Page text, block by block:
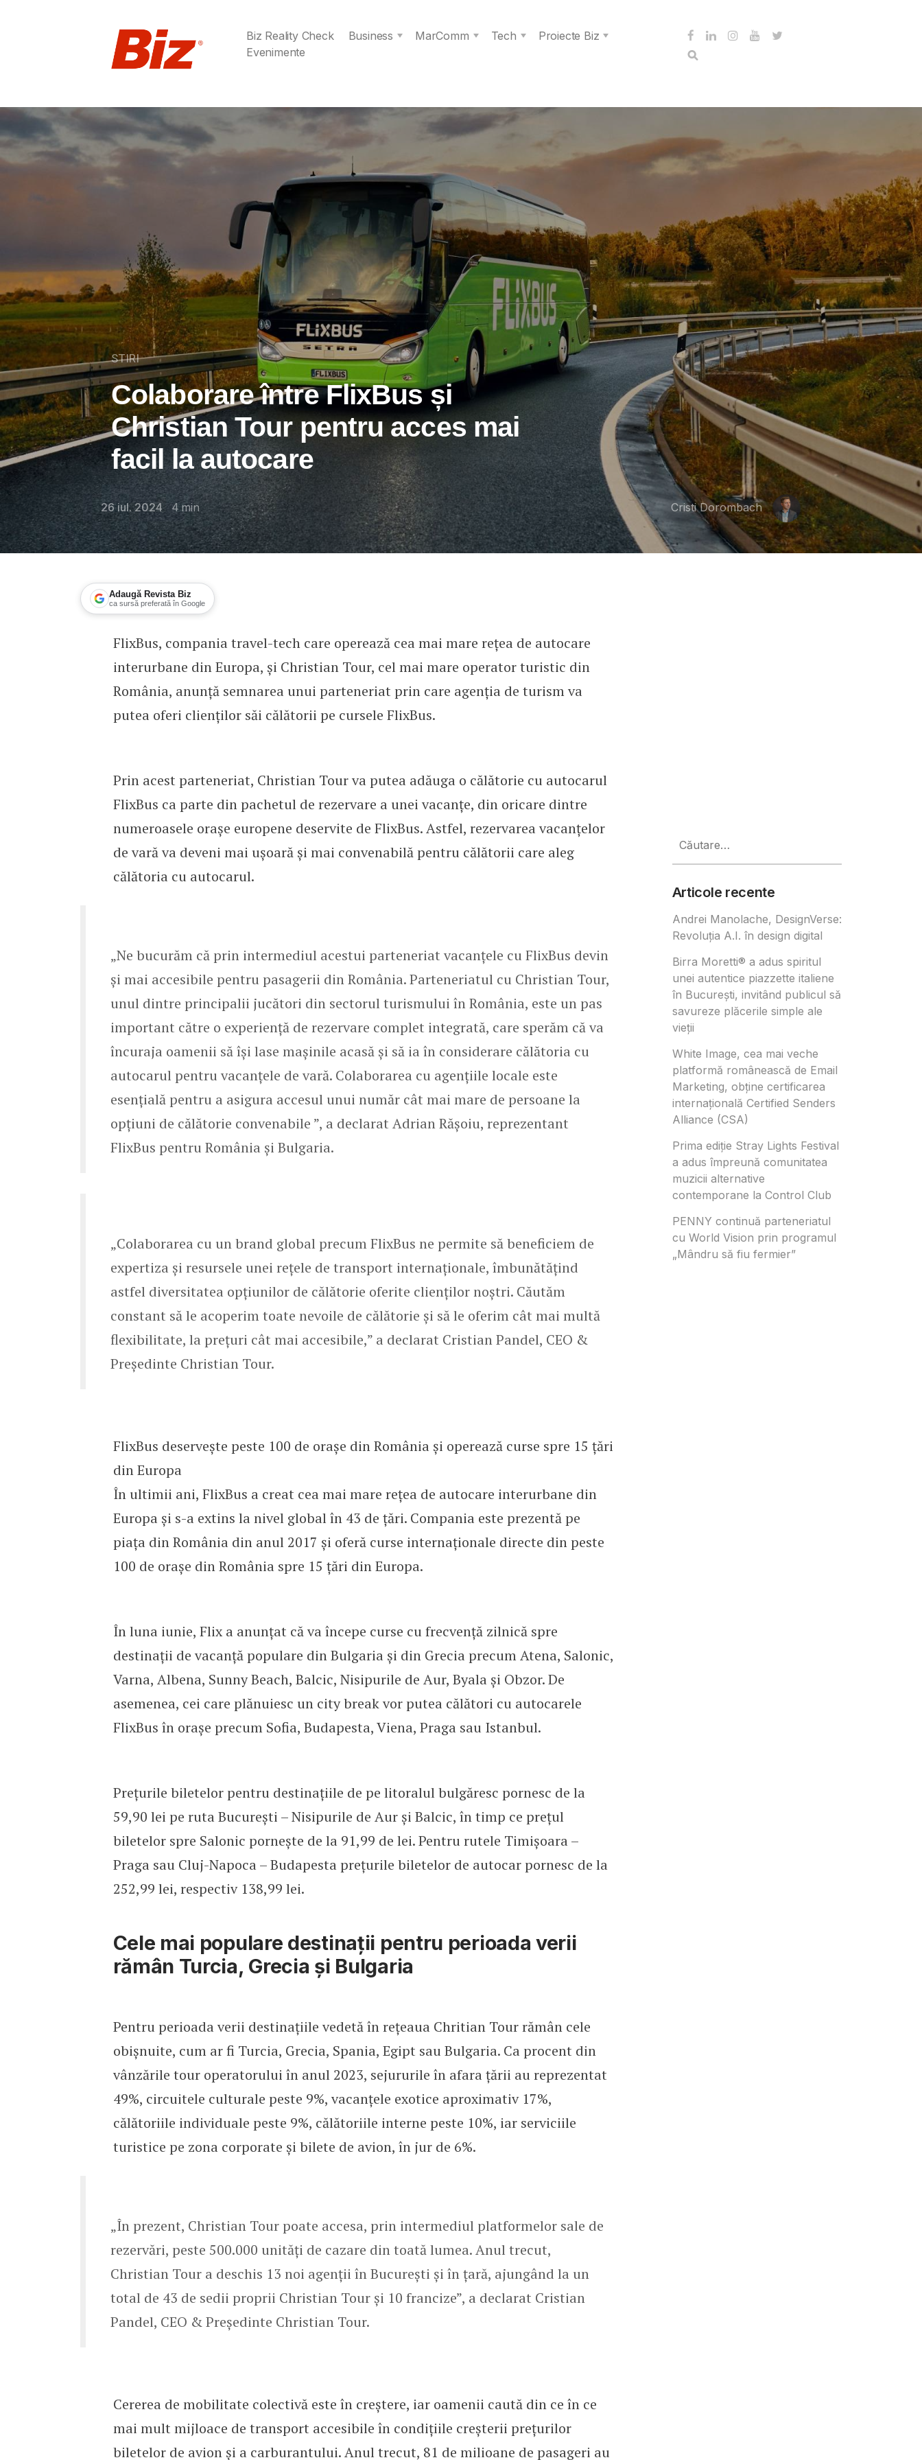
Biz Reality Check Business MarComm Tech
Proiecte Biz
Evenimente
STIRI
Colaborare între FlixBus și
Christian Tour pentru acces mai
facil la autocare
26 iul. 2024 4 min Cristi Dorombach
Adaugă Revista Biz
ca sursă preferată în Google
Colaborare între FlixBus și Christian Tour pentru acces mai facil la autocare
FlixBus, compania travel-tech care operează cea mai mare rețea de autocare
interurbane din Europa, și Christian Tour, cel mai mare operator turistic din
România, anunță semnarea unui parteneriat prin care agenția de turism va
putea oferi clienților săi călătorii pe cursele FlixBus.
Prin acest parteneriat, Christian Tour va putea adăuga o călătorie cu autocarul
FlixBus ca parte din pachetul de rezervare a unei vacanțe, din oricare dintre
numeroasele orașe europene deservite de FlixBus. Astfel, rezervarea vacanțelor
de vară va deveni mai ușoară și mai convenabilă pentru călătorii care aleg
călătoria cu autocarul.
„Ne bucurăm că prin intermediul acestui parteneriat vacanțele cu FlixBus devin
și mai accesibile pentru pasagerii din România. Parteneriatul cu Christian Tour,
unul dintre principalii jucători din sectorul turismului în România, este un pas
important către o experiență de rezervare complet integrată, care sperăm că va
încuraja oamenii să își lase mașinile acasă și să ia în considerare călătoria cu
autocarul pentru vacanțele de vară. Colaborarea cu agențiile locale este
esențială pentru a asigura accesul unui număr cât mai mare de persoane la
opțiuni de călătorie convenabile ”, a declarat Adrian Rășoiu, reprezentant
FlixBus pentru România și Bulgaria.
„Colaborarea cu un brand global precum FlixBus ne permite să beneficiem de
expertiza și resursele unei rețele de transport internaționale, îmbunătățind
astfel diversitatea opțiunilor de călătorie oferite clienților noștri. Căutăm
constant să le acoperim toate nevoile de călătorie și să le oferim cât mai multă
flexibilitate, la prețuri cât mai accesibile,” a declarat Cristian Pandel, CEO &
Președinte Christian Tour.
FlixBus deservește peste 100 de orașe din România și operează curse spre 15 țări
din Europa
În ultimii ani, FlixBus a creat cea mai mare rețea de autocare interurbane din
Europa și s-a extins la nivel global în 43 de țări. Compania este prezentă pe
piața din România din anul 2017 și oferă curse internaționale directe din peste
100 de orașe din România spre 15 țări din Europa.
În luna iunie, Flix a anunțat că va începe curse cu frecvență zilnică spre
destinații de vacanță populare din Bulgaria și din Grecia precum Atena, Salonic,
Varna, Albena, Sunny Beach, Balcic, Nisipurile de Aur, Byala și Obzor. De
asemenea, cei care plănuiesc un city break vor putea călători cu autocarele
FlixBus în orașe precum Sofia, Budapesta, Viena, Praga sau Istanbul.
Prețurile biletelor pentru destinațiile de pe litoralul bulgăresc pornesc de la
59,90 lei pe ruta București – Nisipurile de Aur și Balcic, în timp ce prețul
biletelor spre Salonic pornește de la 91,99 de lei. Pentru rutele Timișoara –
Praga sau Cluj-Napoca – Budapesta prețurile biletelor de autocar pornesc de la
252,99 lei, respectiv 138,99 lei.
Cele mai populare destinații pentru perioada verii
rămân Turcia, Grecia și Bulgaria
Pentru perioada verii destinaţiile vedetă în rețeaua Chritian Tour rămân cele
obişnuite, cum ar fi Turcia, Grecia, Spania, Egipt sau Bulgaria. Ca procent din
vânzările tour operatorului în anul 2023, sejururile în afara ţării au reprezentat
49%, circuitele culturale peste 9%, vacanţele exotice aproximativ 17%,
călătoriile individuale peste 9%, călătoriile interne peste 10%, iar serviciile
turistice pe zona corporate şi bilete de avion, în jur de 6%.
„În prezent, Christian Tour poate accesa, prin intermediul platformelor sale de
rezervări, peste 500.000 unităţi de cazare din toată lumea. Anul trecut,
Christian Tour a deschis 13 noi agenţii în Bucureşti şi în ţară, ajungând la un
total de 43 de sedii proprii Christian Tour şi 10 francize”, a declarat Cristian
Pandel, CEO & Președinte Christian Tour.
Cererea de mobilitate colectivă este în creștere, iar oamenii caută din ce în ce
mai mult mijloace de transport accesibile în condițiile creșterii prețurilor
biletelor de avion și a carburantului. Anul trecut, 81 de milioane de pasageri au
după:
Articole recente
Andrei Manolache, DesignVerse:
Revoluția A.I. în design digital
Birra Moretti® a adus spiritul
unei autentice piazzette italiene
în București, invitând publicul să
savureze plăcerile simple ale
vieții
White Image, cea mai veche
platformă românească de Email
Marketing, obține certificarea
internațională Certified Senders
Alliance (CSA)
Prima ediție Stray Lights Festival
a adus împreună comunitatea
muzicii alternative
contemporane la Control Club
PENNY continuă parteneriatul
cu World Vision prin programul
„Mândru să fiu fermier”